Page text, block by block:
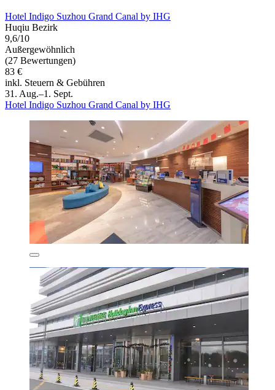
Hotel Indigo Suzhou Grand Canal by IHG
Huqiu Bezirk
9,6/10
Außergewöhnlich
(27 Bewertungen)
83 €
inkl. Steuern & Gebühren
31. Aug.–1. Sept.
Hotel Indigo Suzhou Grand Canal by IHG